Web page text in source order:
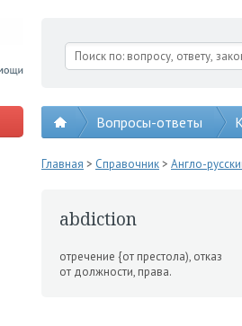
Вопросы-ответы
Главная > Справочник> Англо-
abdiction
отречение {от престола), от­каз
от должности, права.